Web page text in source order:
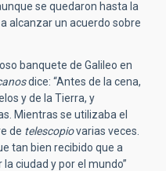
se quedaron hasta la
alcanzar un acuerdo sobre
banquete de Galileo en
dice: “Antes de la cena,
y de la Tierra, y
Mientras se utilizaba el
de telescopiovarias veces.
tan bien recibido que a
ciudad y por el mundo”